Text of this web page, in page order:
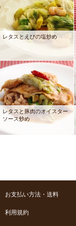
レタスとえびの塩炒め
レタスと豚肉のオイスター
ソース炒め
お支払い方法・送料
利用規約